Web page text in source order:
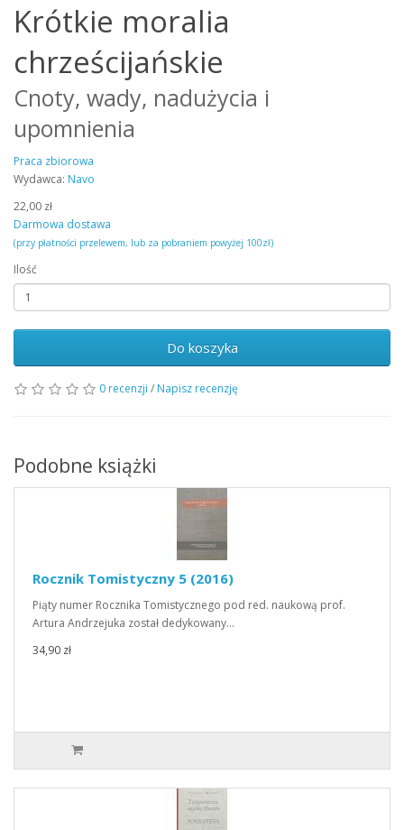
Krótkie moralia
chrześcijańskie
Cnoty, wady, nadużycia i
upomnienia
Praca zbiorowa
Wydawca: Navo
22,00 zł
Darmowa dostawa
(przy płatności przelewem, lub za pobraniem powyżej 100zł)
Ilość
Do koszyka
0 recenzji / Napisz recenzję
Podobne książki
Rocznik Tomistyczny 5 (2016)
Piąty numer Rocznika Tomistycznego pod red. naukową prof.
Artura Andrzejuka został dedykowany…
34,90 zł